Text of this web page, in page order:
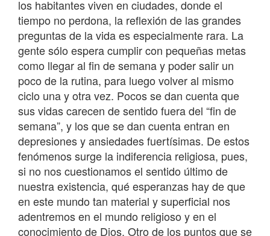
los habitantes viven en ciudades, donde el
tiempo no perdona, la reflexión de las grandes
preguntas de la vida es especialmente rara. La
gente sólo espera cumplir con pequeñas metas
como llegar al fin de semana y poder salir un
poco de la rutina, para luego volver al mismo
ciclo una y otra vez. Pocos se dan cuenta que
sus vidas carecen de sentido fuera del “fin de
semana”, y los que se dan cuenta entran en
depresiones y ansiedades fuertísimas. De estos
fenómenos surge la indiferencia religiosa, pues,
si no nos cuestionamos el sentido último de
nuestra existencia, qué esperanzas hay de que
en este mundo tan material y superficial nos
adentremos en el mundo religioso y en el
conocimiento de Dios. Otro de los puntos que se